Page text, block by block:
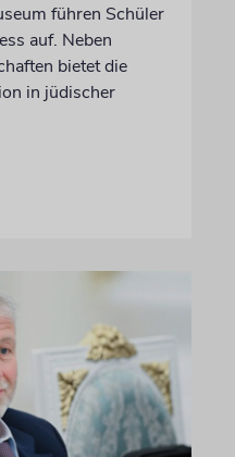
führen Schüler
auf. Neben
bietet die
in jüdischer